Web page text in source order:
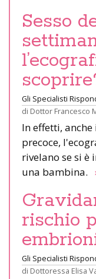
Sesso
Gli Specialisti
di Dottor Francesco
In effetti,
precoce,
rivelano se si è
una bambina.
rischio
Gli Specialisti
di Dottoressa Elisa